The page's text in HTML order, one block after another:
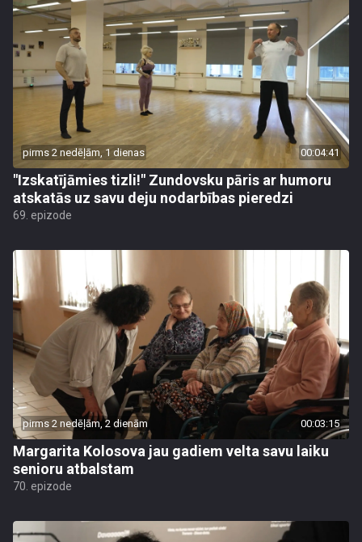
pirms 2 nedēļām, 1 dienas 00:04:41
"Izskatījāmies tizli!" Zundovsku pāris ar humoru
atskatās uz savu deju nodarbības pieredzi
69. epizode
pirms 2 nedēļām, 2 dienām 00:03:15
Margarita Kolosova jau gadiem velta savu laiku
senioru atbalstam
70. epizode